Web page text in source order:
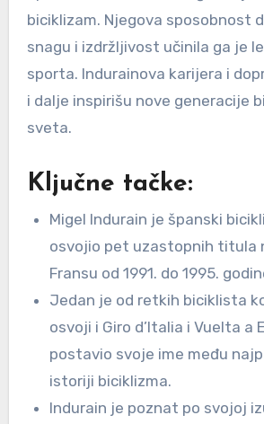
biciklizam. Njegova sposobnost
snagu i izdržljivost učinila ga je
sporta. Indurainova karijera i
i dalje inspirišu nove generacije
sveta.
Ključne tačke:
Migel Indurain je španski
osvojio pet uzastopnih titula
Fransu od 1991. do 1995.
Jedan je od retkih biciklista
osvoji i Giro d’Italia i Vuelta a
postavio svoje ime među
istoriji biciklizma.
Indurain je poznat po svojoj